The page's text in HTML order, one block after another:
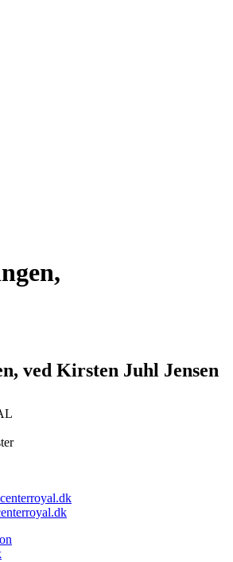
ved Kirsten Juhl Jensen